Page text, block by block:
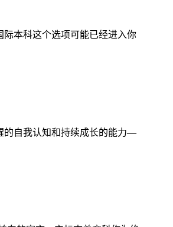
本科这个选项可能已经进入你
的自我认知和持续成长的能力—